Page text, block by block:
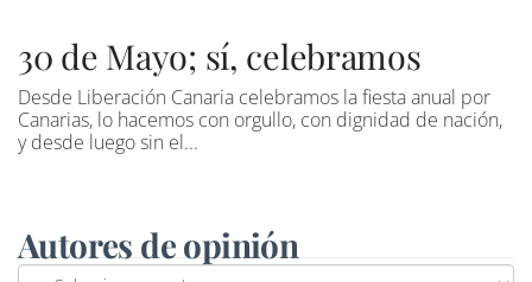
30 de Mayo; sí, celebramos
Desde Liberación Canaria celebramos la fiesta anual por
Canarias, lo hacemos con orgullo, con dignidad de nación,
y desde luego sin el...
Autores de opinión